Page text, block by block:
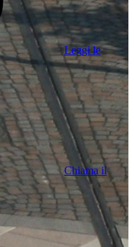
Leggi le
Chiama il